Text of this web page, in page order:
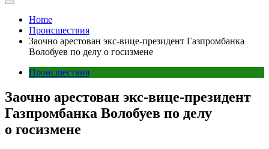
Home
Происшествия
Заочно арестован экс-вице-президент Газпромбанка
Волобуев по делу о госизмене
Происшествия
Заочно арестован экс-вице-президент
Газпромбанка Волобуев по делу
о госизмене